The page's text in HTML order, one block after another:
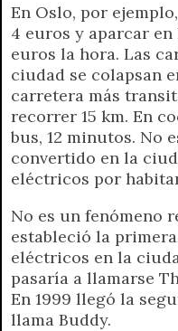
En Oslo, por
4 euros y aparcar
euros la hora. Las
ciudad se colapsan
carretera más
recorrer 15 km. En
bus, 12 minutos. No
convertido en la
eléctricos por
No es un fenómeno
estableció la
eléctricos en la
pasaría a llamarse
En 1999 llegó la
llama Buddy.